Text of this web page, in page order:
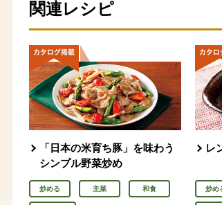
関連レシピ
「日本の米育ち豚」を味わう
シンプル野菜炒め
炒める 主菜 和食
レ
炒め